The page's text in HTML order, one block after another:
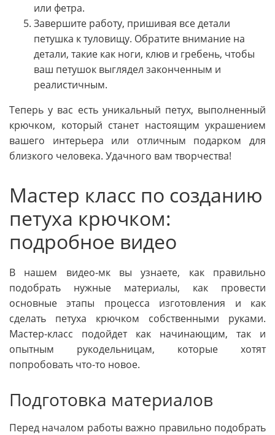
или фетра.
Завершите работу, пришивая все детали
петушка к туловищу. Обратите внимание на
детали, такие как ноги, клюв и гребень, чтобы
ваш петушок выглядел законченным и
реалистичным.
Теперь у вас есть уникальный петух, выполненный
крючком, который станет настоящим украшением
вашего интерьера или отличным подарком для
близкого человека. Удачного вам творчества!
Мастер класс по созданию
петуха крючком:
подробное видео
В нашем видео-мк вы узнаете, как правильно
подобрать нужные материалы, как провести
основные этапы процесса изготовления и как
сделать петуха крючком собственными руками.
Мастер-класс подойдет как начинающим, так и
опытным рукодельницам, которые хотят
попробовать что-то новое.
Подготовка материалов
Перед началом работы важно правильно подобрать